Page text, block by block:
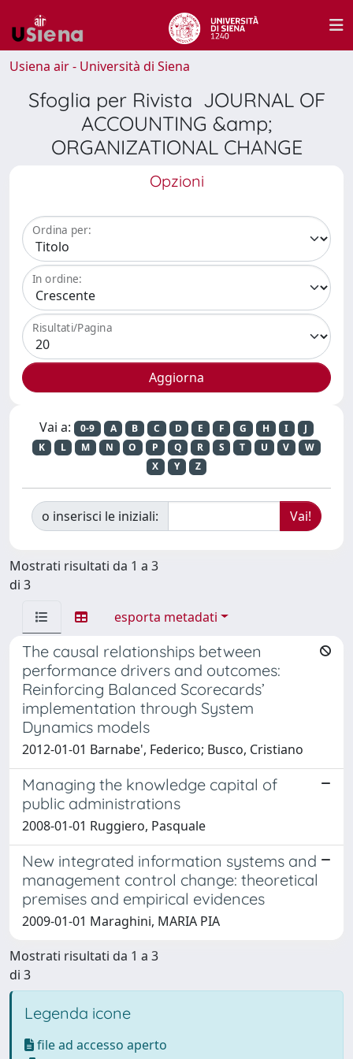
Usiena air - Università di Siena
Sfoglia per Rivista JOURNAL OF
ACCOUNTING &amp;
ORGANIZATIONAL CHANGE
Opzioni
Ordina per:
In ordine:
Risultati/Pagina
Vai a: 0-9 A B C D E F G H I
J
K
L M N O P Q R S T U V
W
X
Y Z
o inserisci le iniziali:
Mostrati risultati da 1 a 3
di 3
esporta metadati
The causal relationships between
performance drivers and outcomes:
Reinforcing Balanced Scorecards’
implementation through System
Dynamics models
2012-01-01 Barnabe', Federico; Busco, Cristiano
Managing the knowledge capital of
public administrations
2008-01-01 Ruggiero, Pasquale
New integrated information systems and
management control change: theoretical
premises and empirical evidences
2009-01-01 Maraghini, MARIA PIA
Mostrati risultati da 1 a 3
di 3
Legenda icone
file ad accesso aperto